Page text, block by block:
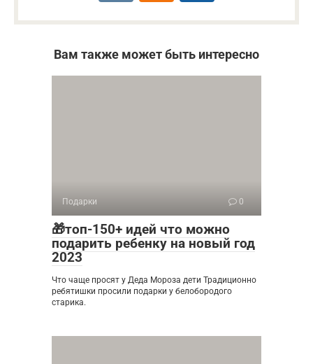
Вам также может быть интересно
Подарки 0
🎁топ-150+ идей что можно
подарить ребенку на новый год
2023
Что чаще просят у Деда Мороза дети Традиционно
ребятишки просили подарки у белобородого
старика.